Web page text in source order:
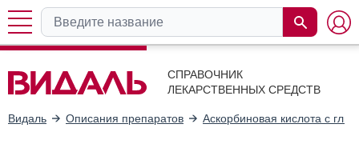
СПРАВОЧНИК
ЛЕКАРСТВЕННЫХ СРЕДСТВ
Видаль Описания препаратов Аскорбиновая кислота с